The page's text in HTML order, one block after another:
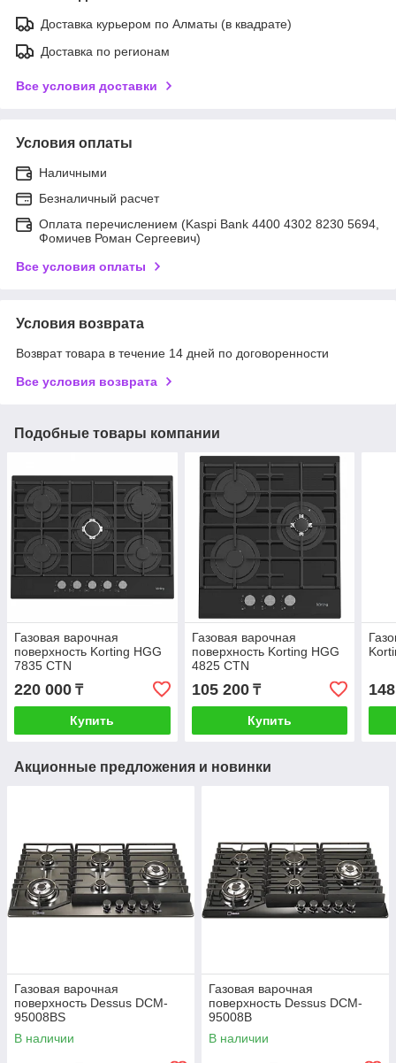
Доставка курьером по Алматы (в квадрате)
Доставка по регионам
Все условия доставки
Условия оплаты
Наличными
Безналичный расчет
Оплата перечислением (Kaspi Bank 4400 4302 8230 5694,
Фомичев Роман Сергеевич)
Все условия оплаты
Условия возврата
Возврат товара в течение 14 дней по договоренности
Все условия возврата
Подобные товары компании
Газовая варочная
поверхность Korting HGG
7835 CTN
220 000 ₸
Купить
Газовая варочная
поверхность Korting HGG
4825 CTN
105 200₸
Купить
Акционные предложения и новинки
Газовая варочная
поверхность Dessus DCM-
95008BS
В наличии
Газовая варочная
поверхность Dessus DCM-
95008B
В наличии